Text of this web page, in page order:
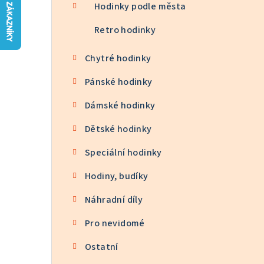
Hodinky podle města
Retro hodinky
Chytré hodinky
Pánské hodinky
Dámské hodinky
Dětské hodinky
Speciální hodinky
Hodiny, budíky
Náhradní díly
Pro nevidomé
Ostatní